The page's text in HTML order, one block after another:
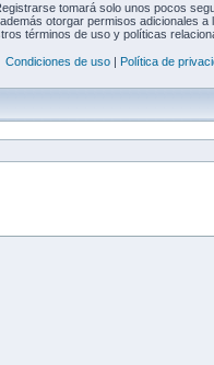
tomará solo unos pocos
otorgar permisos adicionales
términos de uso y políticas
Condiciones de uso | Política de